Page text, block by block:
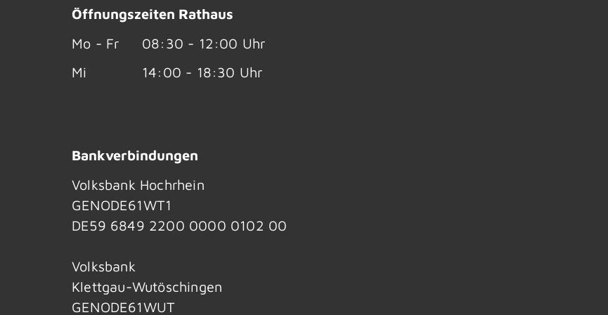
Öffnungszeiten Rathaus
Mo - Fr
08:30 - 12:00 Uhr
Mi
14:00 - 18:30 Uhr
Bankverbindungen
Volksbank Hochrhein
GENODE61WT1
DE59 6849 2200 0000 0102 00
Volksbank
Klettgau-Wutöschingen
GENODE61WUT